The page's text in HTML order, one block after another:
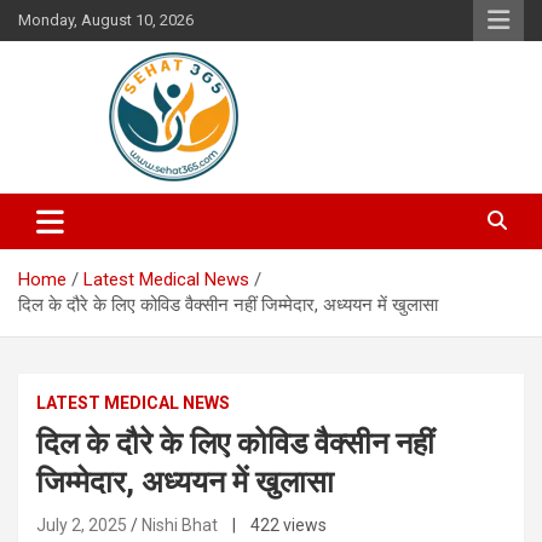
Skip
to
Monday, August 10, 2026
Sehat365
Your's Complete Health Guide
Home
Latest Medical News
दिल के दौरे के लिए कोविड वैक्सीन नहीं जिम्मेदार, अध्ययन में खुलासा
LATEST MEDICAL NEWS
दिल के दौरे के लिए कोविड वैक्सीन नहीं
जिम्मेदार, अध्ययन में खुलासा
July 2, 2025 Nishi Bhat | 422 views